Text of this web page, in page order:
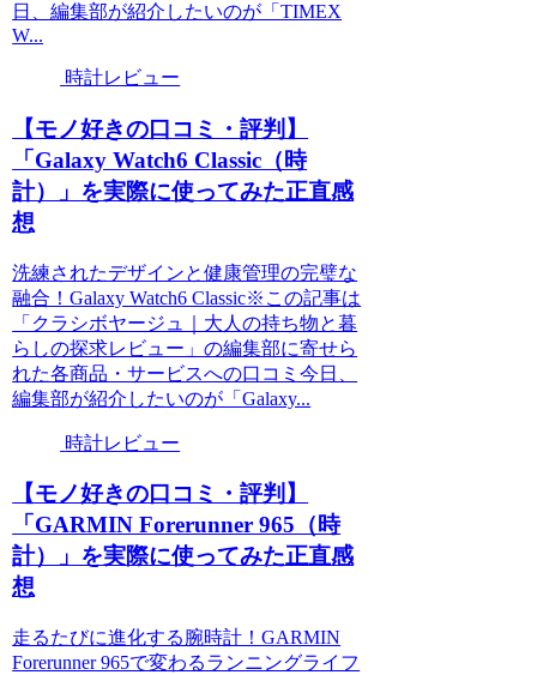
日、編集部が紹介したいのが「TIMEX
W...
時計レビュー
【モノ好きの口コミ・評判】
「Galaxy Watch6 Classic（時
計）」を実際に使ってみた正直感
想
洗練されたデザインと健康管理の完璧な
融合！Galaxy Watch6 Classic※この記事は
「クラシボヤージュ｜大人の持ち物と暮
らしの探求レビュー」の編集部に寄せら
れた各商品・サービスへの口コミ今日、
編集部が紹介したいのが「Galaxy...
時計レビュー
【モノ好きの口コミ・評判】
「GARMIN Forerunner 965（時
計）」を実際に使ってみた正直感
想
走るたびに進化する腕時計！GARMIN
Forerunner 965で変わるランニングライフ